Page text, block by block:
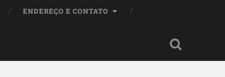
ENDEREÇO E CONTATO